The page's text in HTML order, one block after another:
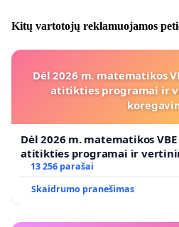
Kitų vartotojų reklamuojamos
Dėl 2026 m. matematikos
atitikties programai ir
Dėl 2026 m. matematikos
atitikties programai ir
koregavimo
13 256 parašai
Skaidrumo pranešimas